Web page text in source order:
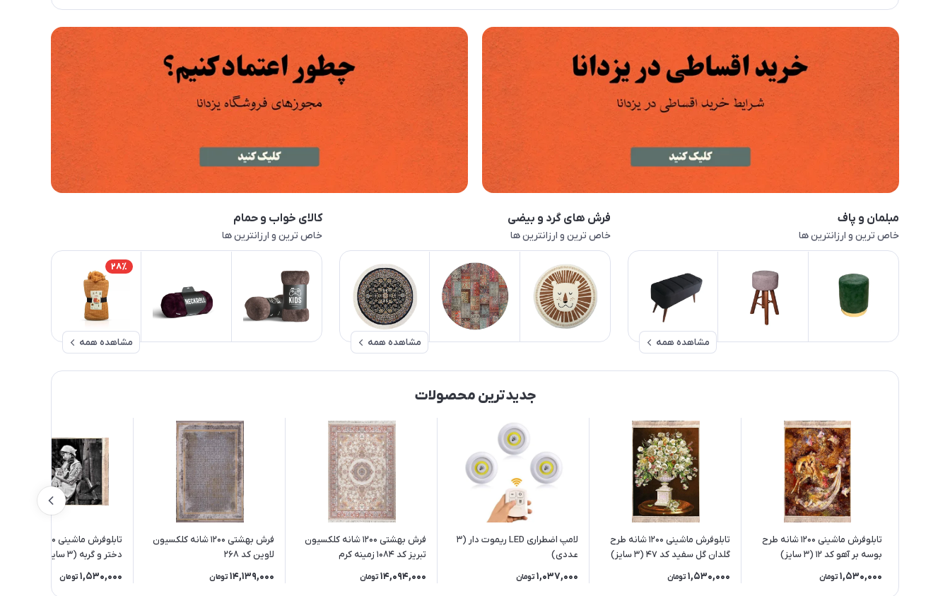
مبلمان و پاف
خاص ترین و ارزانترین ها
مشاهده همه
فرش های گرد و بیضی
خاص ترین و ارزانترین ها
مشاهده همه
کالای خواب و حمام
خاص ترین و ارزانترین ها
28٪
مشاهده همه
جدیدترین محصولات
تابلوفرش ماشینی 1200 شانه طرح
بوسه بر آهو کد 12 (3 سایز)
1,530,000 تومان
تابلوفرش ماشینی 1200 شانه طرح
گلدان گل سفید کد 47 (3 سایز)
1,530,000 تومان
لامپ اضطراری LED ریموت دار (3
عددی)
1,037,000 تومان
فرش بهشتی 1200 شانه کلکسیون
تبریز کد 1084 زمینه کرم
14,094,000 تومان
فرش بهشتی 1200 شانه کلکسیون
لاوین کد 268
14,139,000 تومان
دختر و گربه (3 سایز)
1,530,000 تومان